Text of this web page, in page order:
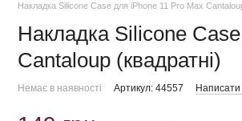
Накладка Silicone Case для iPhone 11 Pro Max
Накладка Silicone
Cantaloup (квадратні)
Немає в наявності Артикул: 44557 Написати